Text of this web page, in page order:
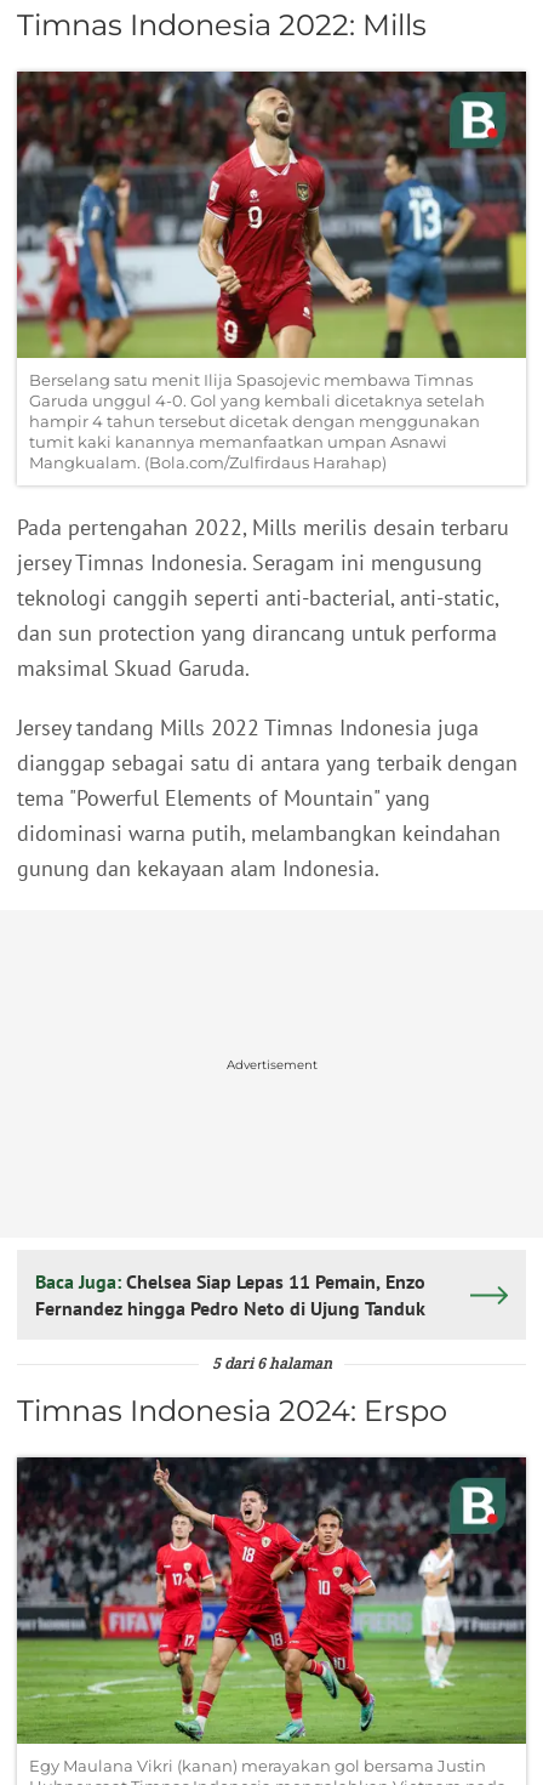
Timnas Indonesia 2022: Mills
Berselang satu menit Ilija Spasojevic membawa Timnas
Garuda unggul 4-0. Gol yang kembali dicetaknya setelah
hampir 4 tahun tersebut dicetak dengan menggunakan
tumit kaki kanannya memanfaatkan umpan Asnawi
Mangkualam. (Bola.com/Zulfirdaus Harahap)
Pada pertengahan 2022, Mills merilis desain terbaru
jersey Timnas Indonesia. Seragam ini mengusung
teknologi canggih seperti anti-bacterial, anti-static,
dan sun protection yang dirancang untuk performa
maksimal Skuad Garuda.
Jersey tandang Mills 2022 Timnas Indonesia juga
dianggap sebagai satu di antara yang terbaik dengan
tema "Powerful Elements of Mountain" yang
didominasi warna putih, melambangkan keindahan
gunung dan kekayaan alam Indonesia.
Advertisement
Baca Juga: Chelsea Siap Lepas 11 Pemain, Enzo
Fernandez hingga Pedro Neto di Ujung Tanduk
5 dari 6 halaman
Timnas Indonesia 2024: Erspo
Egy Maulana Vikri (kanan) merayakan gol bersama Justin